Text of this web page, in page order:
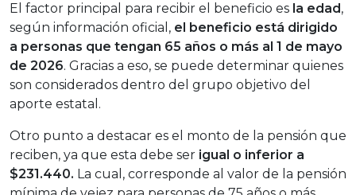
El factor principal para recibir el beneficio es la edad ,
según información oficial, el beneficio está dirigido
a personas que tengan 65 años o más al 1 de mayo
de 2026. Gracias a eso, se puede determinar quienes
son considerados dentro del grupo objetivo del
aporte estatal.
Otro punto a destacar es el monto de la pensión que
reciben, ya que esta debe ser igual o inferior a
$231.440. La cual, corresponde al valor de la pensión